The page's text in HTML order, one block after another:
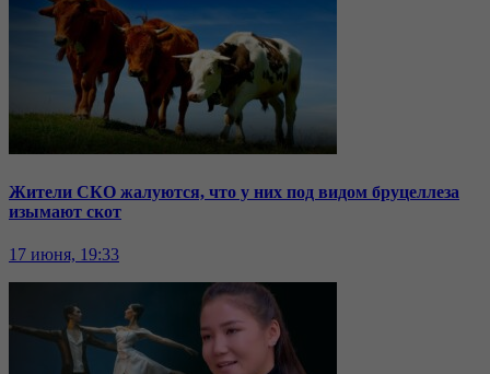
Жители СКО жалуются, что у них под видом бруцеллеза
изымают скот
17 июня, 19:33